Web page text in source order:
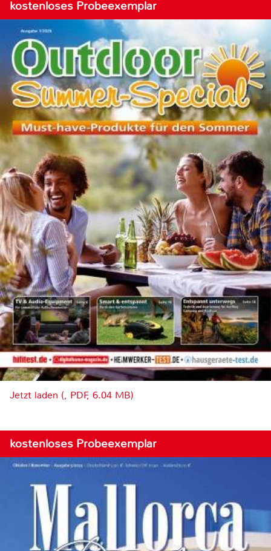
kostenloses Probeexemplar
Jetzt laden (, PDF, 6.04 MB)
kostenloses Probeexemplar